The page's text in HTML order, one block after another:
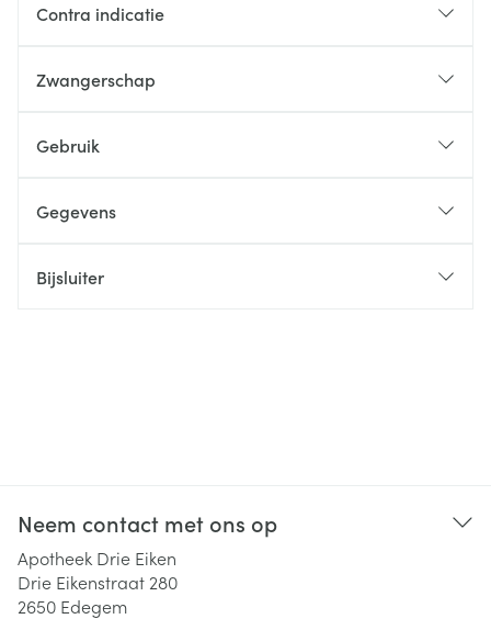
Contra indicatie
Zwangerschap
Gebruik
Gegevens
Bijsluiter
Neem contact met ons op
Apotheek Drie Eiken
Drie Eikenstraat 280
2650 Edegem